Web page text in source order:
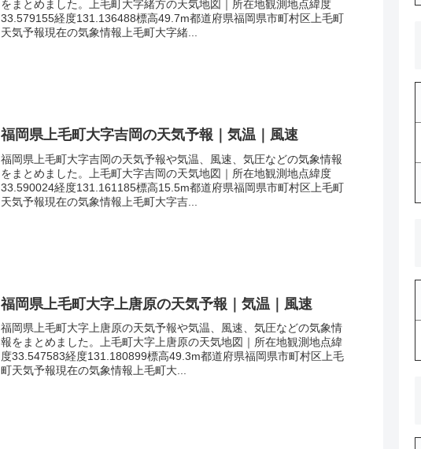
をまとめました。上毛町大字緒方の天気地図｜所在地観測地点緯度
33.579155経度131.136488標高49.7m都道府県福岡県市町村区上毛町
天気予報現在の気象情報上毛町大字緒...
福岡県上毛町大字吉岡の天気予報｜気温｜風速
福岡県上毛町大字吉岡の天気予報や気温、風速、気圧などの気象情報
をまとめました。上毛町大字吉岡の天気地図｜所在地観測地点緯度
33.590024経度131.161185標高15.5m都道府県福岡県市町村区上毛町
天気予報現在の気象情報上毛町大字吉...
福岡県上毛町大字上唐原の天気予報｜気温｜風速
福岡県上毛町大字上唐原の天気予報や気温、風速、気圧などの気象情
報をまとめました。上毛町大字上唐原の天気地図｜所在地観測地点緯
度33.547583経度131.180899標高49.3m都道府県福岡県市町村区上毛
町天気予報現在の気象情報上毛町大...